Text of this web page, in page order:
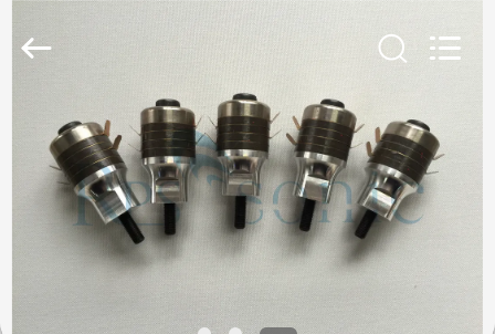
RUMAH
PRODUK
TENTANG
Ltd..